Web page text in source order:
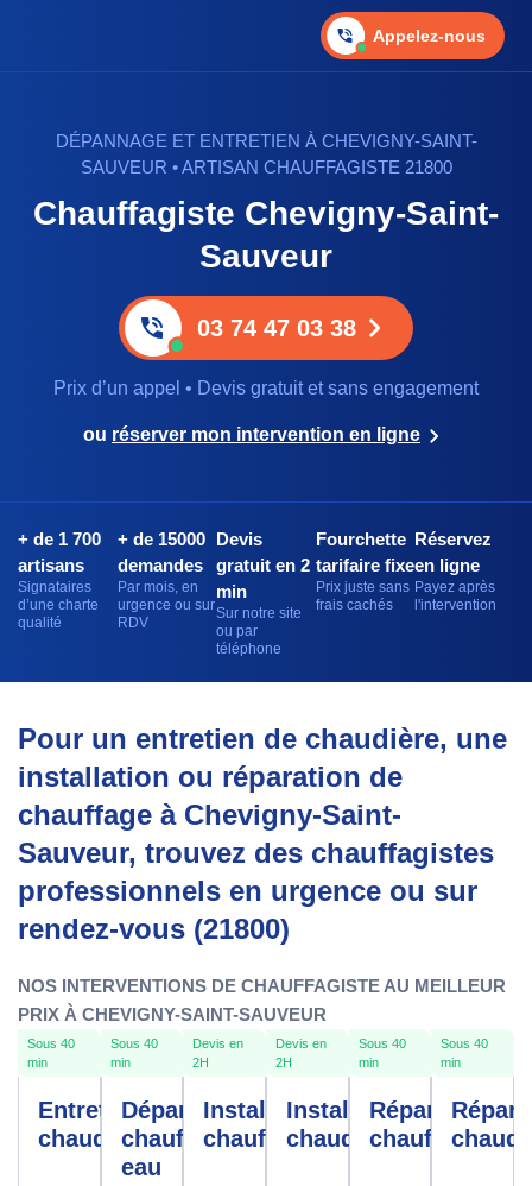
Appelez-nous
DÉPANNAGE ET ENTRETIEN À CHEVIGNY-SAINT-
SAUVEUR • ARTISAN CHAUFFAGISTE 21800
Chauffagiste Chevigny-Saint-
Sauveur
03 74 47 03 38
Prix d’un appel • Devis gratuit et sans engagement
ou réserver mon intervention en ligne
+ de 1 700
artisans
Signataires
d’une charte
qualité
+ de 15000
demandes
Par mois, en
urgence ou sur
RDV
Devis
gratuit en 2
min
Sur notre site
ou par
téléphone
Fourchette
tarifaire fixe
Prix juste sans
frais cachés
Réservez
en ligne
Payez après
l'intervention
Pour un entretien de chaudière, une
installation ou réparation de
chauffage à Chevigny-Saint-
Sauveur, trouvez des chauffagistes
professionnels en urgence ou sur
rendez-vous (21800)
NOS INTERVENTIONS DE CHAUFFAGISTE AU MEILLEUR
PRIX À CHEVIGNY-SAINT-SAUVEUR
Sous 40
min
Entretien
chaudière
Sous 40
min
Dépannage
chauffe-
eau
Devis en
2H
Installation
chauffage
Devis en
2H
Installation
chaudière
Sous 40
min
Réparation
chauffage
Sous 40
min